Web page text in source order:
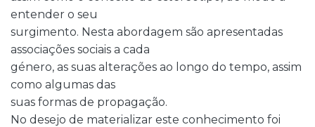
entender o seu
surgimento. Nesta abordagem são apresentadas
associações sociais a cada
género, as suas alterações ao longo do tempo, assim
como algumas das
suas formas de propagação.
No desejo de materializar este conhecimento foi